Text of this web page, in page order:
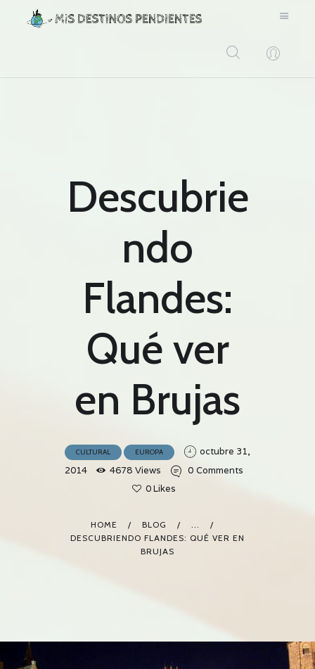
Descubrie
ndo
Flandes:
Qué ver
en Brujas
CULTURAL EUROPA
octubre 31,
2014
4678 Views 0 Comments
0 Likes
HOME BLOG
DESCUBRIENDO FLANDES: QUÉ VER EN
BRUJAS